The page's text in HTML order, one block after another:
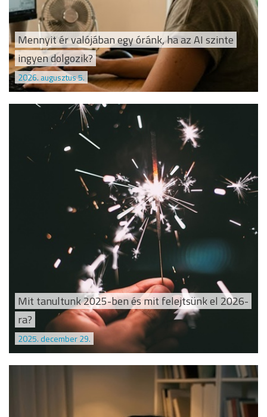
Mennyit ér valójában egy óránk, ha az AI szinte
ingyen dolgozik?
2026. augusztus 5.
Mit tanultunk 2025-ben és mit felejtsünk el 2026-
ra?
2025. december 29.